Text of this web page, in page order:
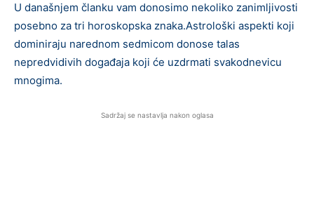
U današnjem članku vam donosimo nekoliko zanimljivosti
posebno za tri horoskopska znaka.Astrološki aspekti koji
dominiraju narednom sedmicom donose talas
nepredvidivih događaja koji će uzdrmati svakodnevicu
mnogima.
Sadržaj se nastavlja nakon oglasa